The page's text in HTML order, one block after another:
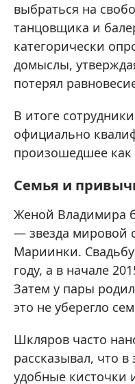
выбраться на
танцовщика и
категорически
домыслы,
потерял
В итоге
официально
произошедшее как
Семья и
Женой Владимира
— звезда мировой
Мариинки.
году, а в начале
Затем у пары
это не уберегло
Шкляров часто
рассказывал, что в
удобные кисточки